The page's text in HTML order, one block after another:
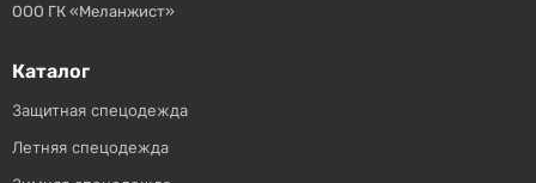
ООО ГК «Меланжист»
Каталог
Защитная спецодежда
Летняя спецодежда